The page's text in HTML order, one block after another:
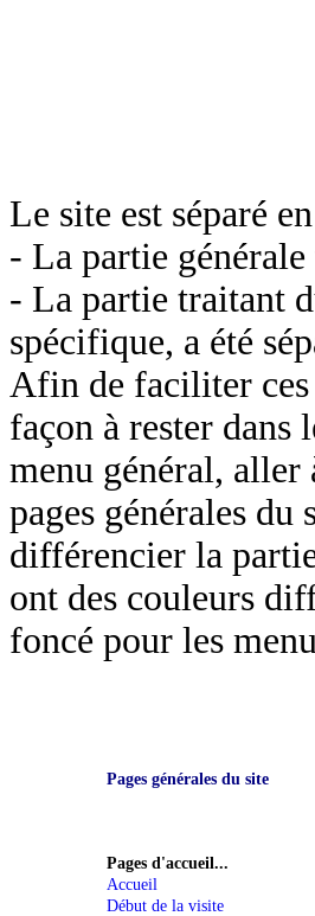
Le site est séparé
- La partie
- La partie traitant
spécifique, a été
Afin de faciliter ces
façon à rester dans
menu général,
pages générales
différencier la
ont des couleurs
foncé pour les
Pages générales du site
Pages d'accueil...
Accueil
Début de la visite